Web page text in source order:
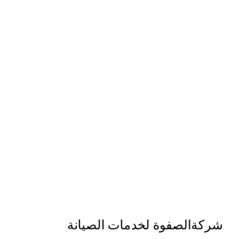
شركةالصفوة لخدمات الصيانة